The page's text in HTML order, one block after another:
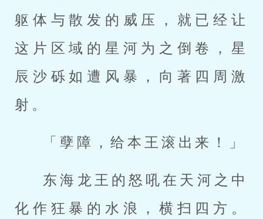
躯体与散发的威压，就已经让
这片区域的星河为之倒卷，星
辰沙砾如遭风暴，向著四周激
射。
「孽障，给本王滚出来！」
东海龙王的怒吼在天河之中
化作狂暴的水浪，横扫四方。